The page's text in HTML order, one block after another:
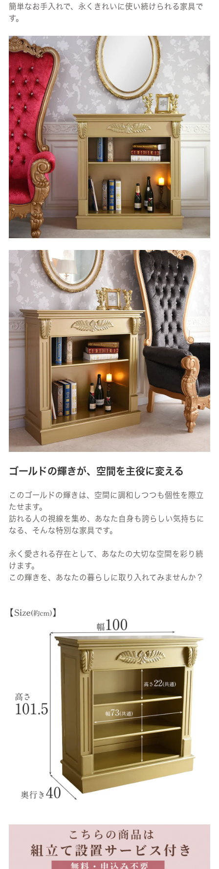
簡単なお手入れで、永くきれいに使い続けられる家具で
す。
ゴールドの輝きが、空間を主役に変える
このゴールドの輝きは、空間に調和しつつも個性を際立
たせます。
訪れる人の視線を集め、あなた自身も誇らしい気持ちに
なる、そんな特別な家具です。
永く愛される存在として、あなたの大切な空間を彩り続
けます。
この輝きを、あなたの暮らしに取り入れてみませんか？